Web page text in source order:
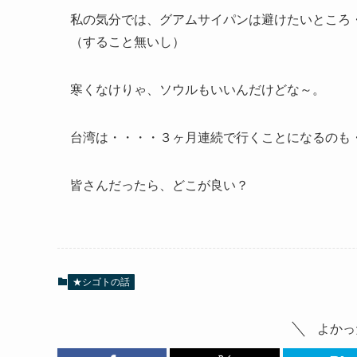
私の気分では、グアムサイパンは避けたいところ
（すること無いし）
寒くなけりゃ、ソウルもいいんだけどな～。
台湾は・・・・３ヶ月連続で行くことになるのも
皆さんだったら、どこが良い？
★シゴトの話
よか